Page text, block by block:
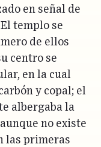
en señal de
templo se
de ellos
centro se
en la cual
y copal; el
albergaba la
no existe
las primeras